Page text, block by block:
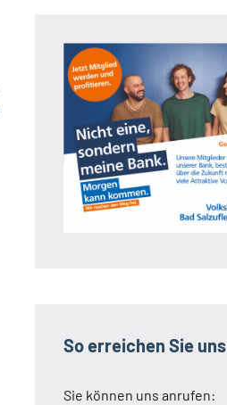
So erreichen Sie uns
Sie können uns anrufen: